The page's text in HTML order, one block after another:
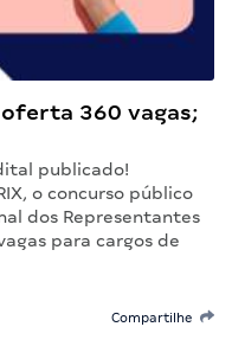
360 vagas;
publicado!
o concurso público
dos Representantes
para cargos de
Compartilhe